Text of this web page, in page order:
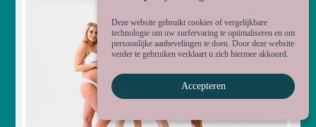
Deze website gebruikt cookies of vergelijkbare
technologie om uw surfervaring te optimaliseren en om
persoonlijke aanbevelingen te doen. Door deze website
verder te gebruiken verklaart u zich hiermee akkoord.
Accepteren